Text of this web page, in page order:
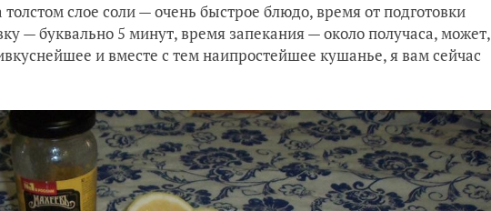
слое соли — очень быстрое блюдо, время от подготовки
— буквально 5 минут, время запекания — около получаса, может,
и вместе с тем наипростейшее кушанье, я вам сейчас